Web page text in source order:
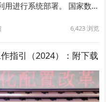
用进行系统部署。 国家数…
6,423浏览
指引（2024）：附下载